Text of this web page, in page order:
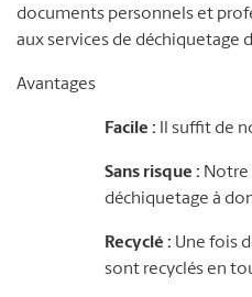
documents personnels et
aux services de déchiquetage
Avantages
Facile : Il suffit de
Sans risque : Notre
déchiquetage à
Recyclé : Une fois
sont recyclés en